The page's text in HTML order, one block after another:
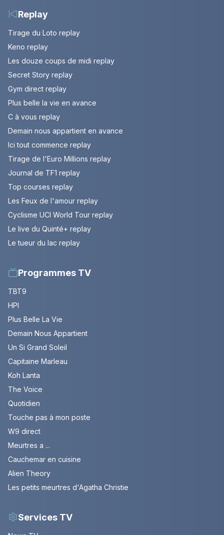
Replay
Tirage du Loto replay
Keno replay
Les douze coups de midi replay
Secret Story replay
Gym direct replay
Plus belle la vie en avance
C à vous replay
Demain nous appartient en avance
Ici tout commence replay
Tirage de l'Euro Millions replay
Journal de TF1 replay
Top courses replay
Les Feux de l'amour replay
Cyclisme UCI World Tour replay
Le live du Quinté+ replay
Le tueur du lac replay
Programmes TV
TBT9
HPI
Plus Belle La Vie
Demain Nous Appartient
Un Si Grand Soleil
Capitaine Marleau
Koh Lanta
The Voice
Quotidien
Touche pas à mon poste
W9 direct
Meurtres a ...
Cauchemar en cuisine
Alien Theory
Les petits meurtres d'Agatha Christie
Services TV